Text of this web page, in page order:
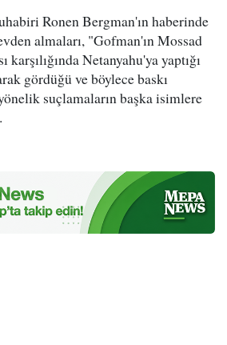
Ronen Bergman'ın haberinde
almaları, "Gofman'ın Mossad
karşılığında Netanyahu'ya yaptığı
gördüğü ve böylece baskı
suçlamaların başka isimlere